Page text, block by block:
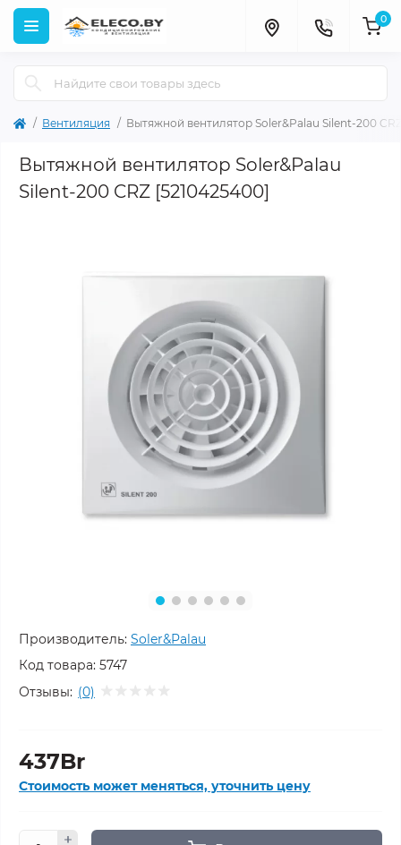
0
Вентиляция Вытяжной вентилятор Soler&Palau Silent-200
Вытяжной вентилятор Soler&Palau
Silent-200 CRZ [5210425400]
Производитель: Soler&Palau
Код товара: 5747
Отзывы: (0)
437Br
Стоимость может меняться, уточнить цену